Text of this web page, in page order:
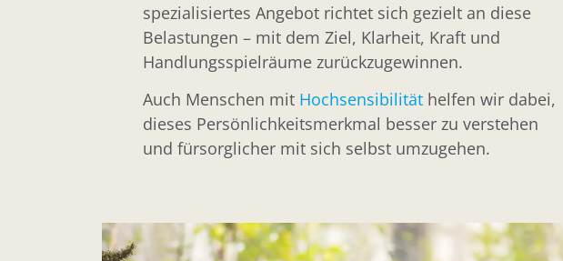
spezialisiertes Angebot richtet sich gezielt an diese
Belastungen – mit dem Ziel, Klarheit, Kraft und
Handlungsspielräume zurückzugewinnen.
Auch Menschen mit Hochsensibilität helfen wir dabei,
dieses Persönlichkeitsmerkmal besser zu verstehen
und fürsorglicher mit sich selbst umzugehen.